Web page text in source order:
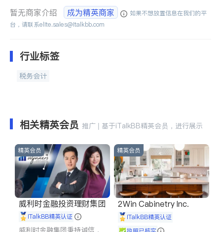
暂无商家介绍 成为精英商家
如果不想放置信息在我们的平
台，请联系elite.sales@italkbb.com
行业标签
税务会计
相关精英会员 推广 | 基于iTalkBB精英会员，进行展示
精英会员
威利时金融投资理财集团
iTalkBB精英认证
威利时金融集团秉持诚信，
精英会员
2Win Cabinetry Inc.
iTalkBB精英认证